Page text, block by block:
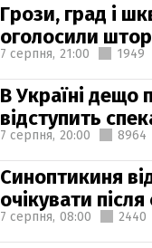
Грози, град і
оголосили
7 серпня, 21:00 1949
В Україні дещо
відступить
7 серпня, 20:00 8964
Синоптикиня
очікувати
7 серпня, 08:00 2440